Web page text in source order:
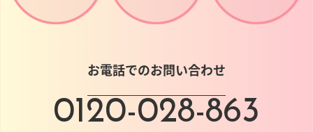
お電話でのお問い合わせ
0120-028-863